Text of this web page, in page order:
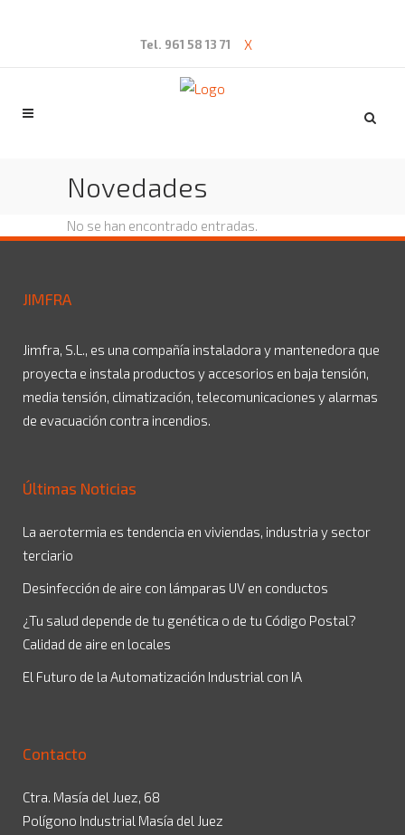
Tel. 961 58 13 71 X
Novedades
No se han encontrado entradas.
JIMFRA
Jimfra, S.L., es una compañía instaladora y mantenedora que
proyecta e instala productos y accesorios en baja tensión,
media tensión, climatización, telecomunicaciones y alarmas
de evacuación contra incendios.
Últimas Noticias
La aerotermia es tendencia en viviendas, industria y sector
terciario
Desinfección de aire con lámparas UV en conductos
¿Tu salud depende de tu genética o de tu Código Postal?
Calidad de aire en locales
El Futuro de la Automatización Industrial con IA
Contacto
Ctra. Masía del Juez, 68
Polígono Industrial Masía del Juez